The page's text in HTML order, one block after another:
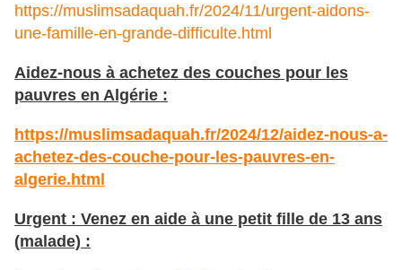
https://muslimsadaquah.fr/2024/11/urgent-aidons-
une-famille-en-grande-difficulte.html
Aidez-nous à achetez des couches pour les
pauvres en Algérie :
https://muslimsadaquah.fr/2024/12/aidez-nous-a-
achetez-des-couche-pour-les-pauvres-en-
algerie.html
Urgent : Venez en aide à une petit fille de 13 ans
(malade) :